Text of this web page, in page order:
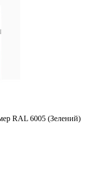
RAL 6005 (Зелений)